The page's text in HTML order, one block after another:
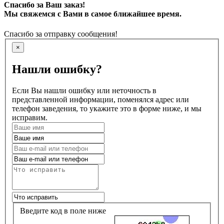
Спасибо за Ваш заказ!
Мы свяжемся с Вами в самое ближайшее время.
Спасибо за отправку сообщения!
×
Нашли ошибку?
Если Вы нашли ошибку или неточность в
представленной информации, поменялся адрес или
телефон заведения, то укажите это в форме ниже, и мы
исправим.
Введите код в поле ниже